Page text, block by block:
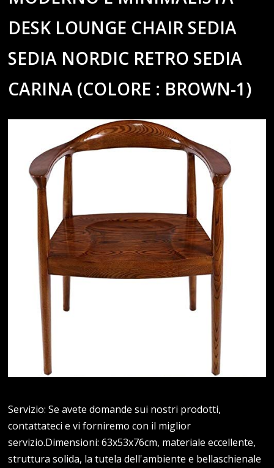
DESK LOUNGE CHAIR SEDIA
SEDIA NORDIC RETRO SEDIA
CARINA (COLORE : BROWN-1)
Servizio: Se avete domande sui nostri prodotti,
contattateci e vi forniremo con il miglior
servizio.Dimensioni: 63x53x76cm, materiale eccellente,
struttura solida, la tutela dell'ambiente e bellaschienale